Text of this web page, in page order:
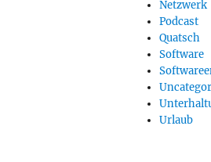
Netzwerk
Podcast
Quatsch
Software
Urlaub